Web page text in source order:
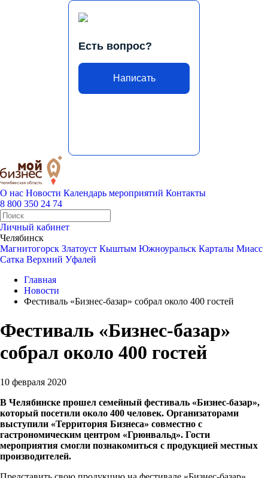
Есть вопрос?
Написать
О нас Новости Календарь мероприятий Контакты
8 800 350 24 74
Личный кабинет
Челябинск
Магнитогорск Златоуст Кыштым Южноуральск Карталы Миасс
Сатка Верхний Уфалей
Главная
Новости
Фестиваль «Бизнес-базар» собрал около 400 гостей
Фестиваль «Бизнес-базар»
собрал около 400 гостей
10 февраля 2020
В Челябинске прошел семейный фестиваль «Бизнес-базар»,
который посетили около 400 человек. Организаторами
выступили «Территория Бизнеса» совместно с
гастрономическим центром «Грюнвальд». Гости
мероприятия смогли познакомиться с продукцией местных
производителей.